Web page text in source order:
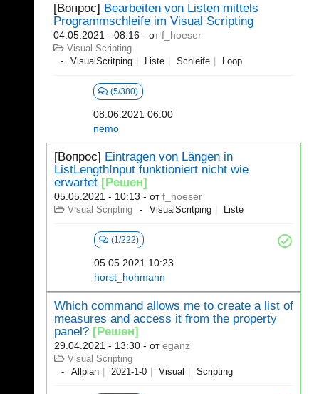
[Вопрос] Bearbeiten von Listen mittels
Programmschleife im Visual Scripting
04.05.2021 - 08:16 - отf_hoeser
Visual Scripting
VisualScritping
Liste Schleife Loop
(5/380)
08.06.2021 06:00
nemo
[Вопрос] Eintragen von Längen in
ListLengthInput funktioniert nicht wie
erwartet [Решен]
05.05.2021 - 10:13 - отf_hoeser
Visual Scripting VisualScritping Liste
(1/222)
05.05.2021 10:23
horst_hohmann
Which command allows me to create a list of
measures and access it from the property
panel? [Решен]
29.04.2021 - 13:30 - отeganz
Visual Scripting
Allplan
2021-1-0 Visual Scripting